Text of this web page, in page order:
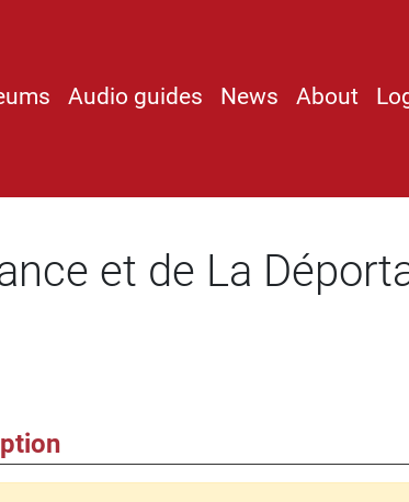
Audio guides News About
et de La